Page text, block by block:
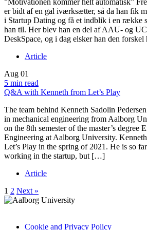
er bidt af en gal iværksætter, så da han fik
i Startup Dating og få et indblik i en række
han til. Her blev han en del af AAU- og
DeskSpace, og i dag elsker han den
Article
Aug 01
5 min read
Q&A with Kenneth from Let’s Play
The team behind Kenneth Sadolin
in mechanical engineering from Aalborg
on the 8th semester of the master’s degree
Engineering at Aalborg University.
Let’s Play in the spring of 2021. He is so
working in the startup, but […]
Article
1 2 Next »
Cookie and Privacy Policy